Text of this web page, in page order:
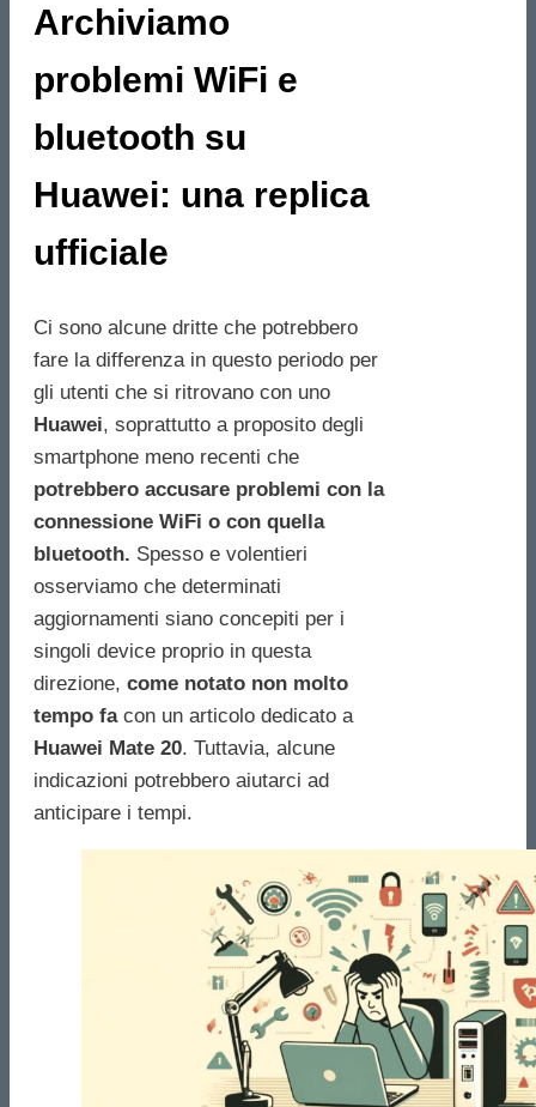
Archiviamo
problemi WiFi e
bluetooth su
Huawei: una replica
ufficiale
Ci sono alcune dritte che potrebbero
fare la differenza in questo periodo per
gli utenti che si ritrovano con uno
Huawei, soprattutto a proposito degli
smartphone meno recenti che
potrebbero accusare problemi con la
connessione WiFi o con quella
bluetooth. Spesso e volentieri
osserviamo che determinati
aggiornamenti siano concepiti per i
singoli device proprio in questa
direzione, come notato non molto
tempo facon un articolo dedicato a
Huawei Mate 20. Tuttavia, alcune
indicazioni potrebbero aiutarci ad
anticipare i tempi.